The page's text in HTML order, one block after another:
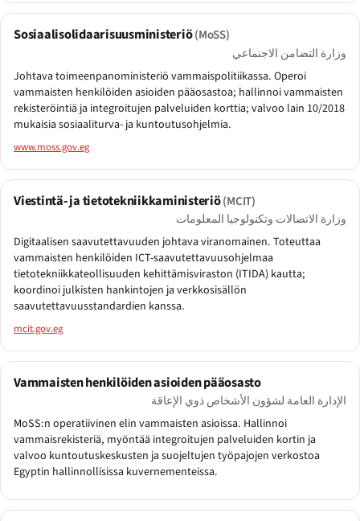
Sosiaalisolidaarisuusministeriö(MoSS)
وزارة التضامن الاجتماعي
Johtava toimeenpanoministeriö vammaispolitiikassa. Operoi
vammaisten henkilöiden asioiden pääosastoa; hallinnoi vammaisten
rekisteröintiä ja integroitujen palveluiden korttia; valvoo lain 10/2018
mukaisia sosiaaliturva- ja kuntoutusohjelmia.
www.moss.gov.eg
Viestintä- ja tietotekniikkaministeriö(MCIT)
وزارة الاتصالات وتكنولوجيا المعلومات
Digitaalisen saavutettavuuden johtava viranomainen. Toteuttaa
vammaisten henkilöiden ICT-saavutettavuusohjelmaa
tietotekniikkateollisuuden kehittämisviraston (ITIDA) kautta;
koordinoi julkisten hankintojen ja verkkosisällön
saavutettavuusstandardien kanssa.
mcit.gov.eg
Vammaisten henkilöiden asioiden pääosasto
الإدارة العامة لشؤون الأشخاص ذوي الإعاقة
MoSS:n operatiivinen elin vammaisten asioissa. Hallinnoi
vammaisrekisteriä, myöntää integroitujen palveluiden kortin ja
valvoo kuntoutuskeskusten ja suojeltujen työpajojen verkostoa
Egyptin hallinnollisissa kuvernementeissa.